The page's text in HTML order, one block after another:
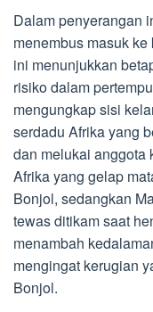
Dalam penyerangan
menembus masuk
ini menunjukkan
risiko dalam
mengungkap sisi
serdadu Afrika yang
dan melukai anggota
Afrika yang gelap
Bonjol, sedangkan
tewas ditikam saat
menambah
mengingat kerugian
Bonjol.